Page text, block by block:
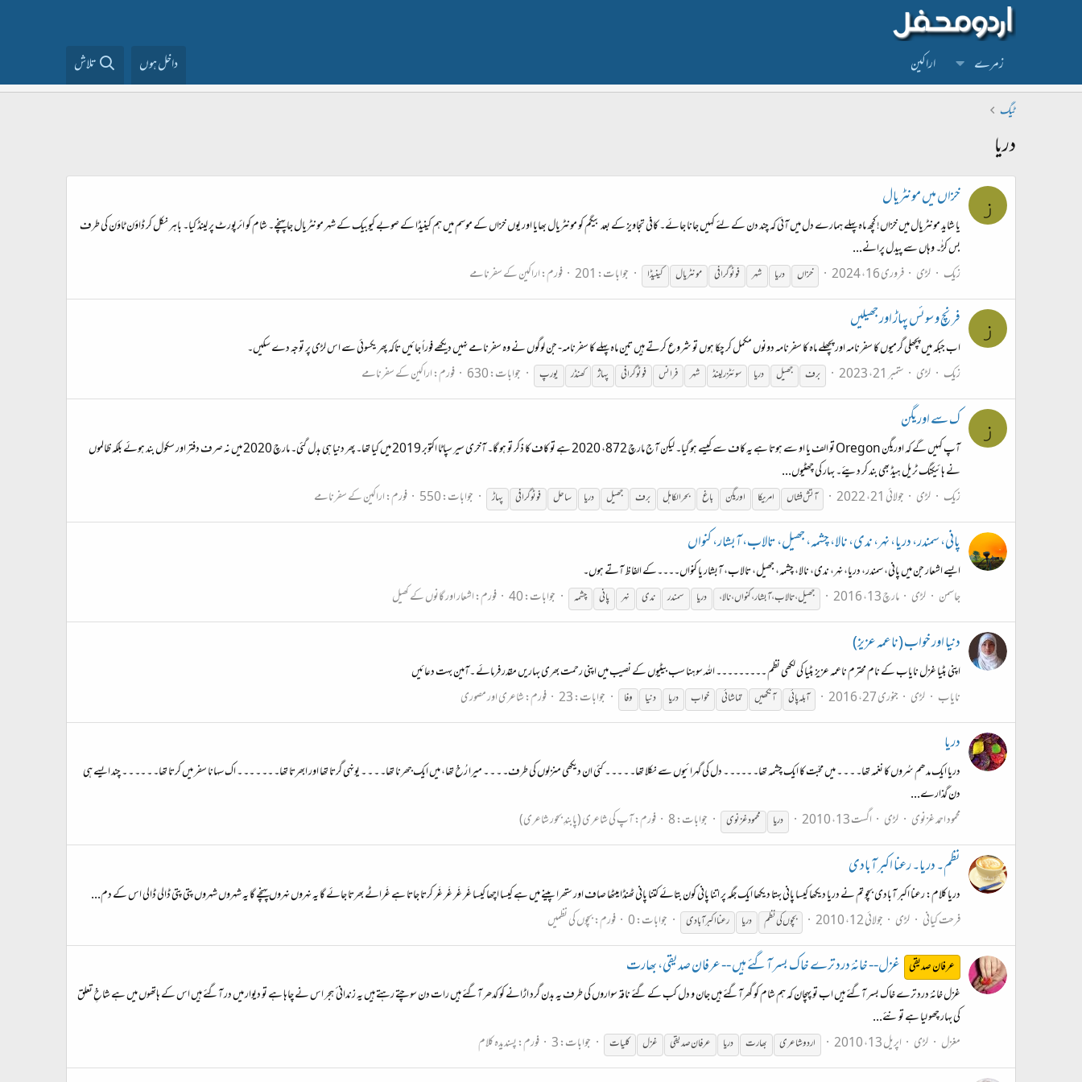
زمرے اراکین داخل ہوں تلاش
ٹیگ
دریا
ز خزاں میں مونٹریال
یا شاید مونٹریال میں خزاں! کچھ ماہ پہلے ہمارے دل میں آئی کہ چند دن کے لئے کہیں جانا جائے۔ کافی تجاویز کے بعد بیگم کو مونٹریال بھایا اور یوں خزاں کے موسم میں ہم کینیڈا کے صوبے کیوبیک کے شہر مونٹریال جا پہنچے۔ شام کو ائرپورٹ پر لینڈ کیا۔ باہر نکل کر ڈاؤن ٹاؤن کی طرف
بس کڑٰ۔ وہاں سے پیدل پرانے...
زیک
لڑی فروری 16، 2024 خزاں دریا شہر فوٹوگرافی مونٹریال کینیڈا جوابات: 201 فورم:اراکین کے سفرنامے
ز فرنچ و سوئس پہاڑ اور جھیلیں
اب جبکہ میں پچھلی گرمیوں کا سفرنامہ اور پچھلے ماہ کا سفرنامہ دونوں مکمل کر چکا ہوں تو شروع کرتے ہیں تین ماہ پہلے کا سفرنامہ- جن لوگوں نے وہ سفرنامے نہیں دیکھے فوراً جائیں تاکہ پھر یکسوئی سے اس لڑی پر توجہ دے سکیں۔
زیک
لڑی ستمبر 21، 2023 برف جھیل دریا سوئٹزرلینڈ شہر فرانس فوٹوگرافی پہاژ کھنڈر یورپ جوابات: 630 فورم:اراکین کے سفرنامے
ز ک سے اوریگن
آپ کہیں گے کہ اوریگن Oregon تو الف یا او سے ہوتا ہے یہ کاف سے کیسے ہو گیا۔ لیکن آج مارچ 872، 2020 ہے تو کاف کا ذکر تو ہو گا۔ آخری سیر سپاٹا اکتوبر 2019 میں کیا تھا۔ پھر دنیا ہی بدل گئی۔ مارچ 2020 میں نہ صرف دفتر اور سکول بند ہوئے بلکہ ظالموں
نے ہائیکنگ ٹریل ہیڈ بھی بند کر دیئے۔ بہار کی چھٹیوں...
زیک
لڑی جولائی 21، 2022 آتش فشاں امریکا اوریگن باغ بحر الکاہل برف جھیل دریا ساحل فوٹوگرافی پہاڑ جوابات: 550 فورم:اراکین کے سفرنامے
پانی، سمندر، دریا، نہر، ندی، نالا، چشمہ، جھیل، تالاب، آبشار، کنواں
ایسے اشعار جن میں پانی، سمندر، دریا، نہر، ندی، نالا، چشمہ، جھیل، تالاب، آبشار یا کنواں۔۔۔۔کے الفاظ آتے ہوں۔
جاسمن
لڑی مارچ 13، 2016 جھیل،تالاب،آبشار،کنواں،نالا، دریا سمندر ندی نہر پانی چشمہ جوابات: 40 فورم:اشعار اور گانوں کے کھیل
دنیا اور خواب (ناعمہ عزیز)
اپنی بٹیا غزل نایاب کے نام محترم ناعمہ عزیز بٹیا کی لکھی نظم ۔۔۔۔۔۔۔۔۔ اللہ سوہنا سب بیٹیوں کے نصیب میں اپنی رحمت بھری بہاریں مقدر فرمائے ۔آمین بہت دعائیں
نایاب
لڑی جنوری 27، 2016 آبلہ پائی آنکھیں تماشائی خواب دریا دنیا وفا جوابات: 23 فورم:شاعری اور مصوری
دریا
دریا ایک مدھم سُروں کا نغمہ تھا۔ ۔ ۔ ۔ میں محبّت کا ایک چشمہ تھا۔ ۔۔۔۔ ۔ دل کی گہرائیوں سے نکلا تھا۔ ۔ ۔۔ ۔ کئی ان دیکھی منزلوں کی طرف۔ ۔ ۔ ۔ میرا رُخ تھا، میں ایک جھرنا تھا۔ ۔ ۔ ۔ یونہی گرتا تھا اور ابھرتا تھا۔ ۔۔ ۔ ۔۔ ۔ اک سہانا سفر میں کرتا تھا۔ ۔ ۔۔ ۔ ۔ چند ایسے ہی
دن گذارے...
محمود احمد غزنوی
لڑی اگست 13، 2010 دریا محمود غزنوی جوابات: 8 فورم:آپ کی شاعری (پابندِ بحور شاعری)
نظم۔ دریا۔ رعنا اکبر آبادی
دریا کلام: رعنا اکبر آبادی بچو تم نے دریا دیکھا کیسا پانی بہتا دیکھا ایک جگہ پر اتنا پانی کون بتائے کتنا پانی ٹھنڈا میٹھا صاف اور ستھرا پینے میں ہے کیسا اچھا کیسا غَر غَر غَر غَر کرتا جاتا ہے غَراٹے بھرتا جائے گا یہ نہروں نہروں پہنچے گا یہ شہروں شہروں پتی پتی ڈالی ڈالی اس کے دم...
فرحت کیانی لڑی جولائی 12، 2010 بچوں کی نظم دریا رعنا اکبر آبادی جوابات: 0 فورم:بچوں کی نظمیں
عرفان صدیقی غزل-- خانۂ درد ترے خاک بسر آگئے ہیں -- عرفان صدیقی، بھارت
غزل خانۂ درد ترے خاک بسر آگئے ہیں اب تو پہچان کہ ہم شام کو گھرآگئے ہیں جان و دل کب کے گئے ناقہ سواروں کی طرف یہ بدن گرد اڑانے کو کدھر آگئے ہیں رات دن سوچتے رہتے ہیں یہ زندانی ٔ ہجر اس نے چاہا ہے تو دیوار میں در آگئے ہیں اس کے ہاتھوں میں ہے شاخِ تعلق
کی بہار چھو لیا ہے تو نئے...
مغزل
لڑی اپریل 13، 2010 اردو شاعری بھارت دریا عرفان صدیقی غزل کلیات جوابات: 3 فورم:پسندیدہ کلام